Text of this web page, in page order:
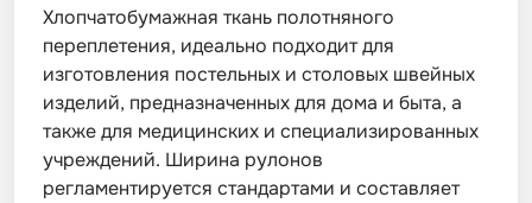
Хлопчатобумажная ткань полотняного
переплетения, идеально подходит для
изготовления постельных и столовых швейных
изделий, предназначенных для дома и быта, а
также для медицинских и специализированных
учреждений. Ширина рулонов
регламентируется стандартами и составляет